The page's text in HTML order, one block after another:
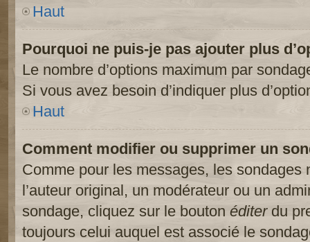
Haut
Pourquoi ne puis-je pas ajouter plus
Le nombre d’options maximum par
Si vous avez besoin d’indiquer plus
Haut
Comment modifier ou supprimer un
Comme pour les messages, les sondages
l’auteur original, un modérateur ou un
sondage, cliquez sur le bouton éditerdu
toujours celui auquel est associé le